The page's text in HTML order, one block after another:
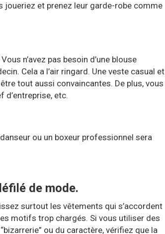
joueriez et prenez leur garde-robe comme
n’avez pas besoin d’une blouse
Cela a l’air ringard. Une veste casual et
tout aussi convaincantes. De plus, vous
etc.
ou un boxeur professionnel sera
de mode.
surtout les vêtements qui s’accordent
motifs trop chargés. Si vous utiliser des
ou du caractère, vérifiez que la